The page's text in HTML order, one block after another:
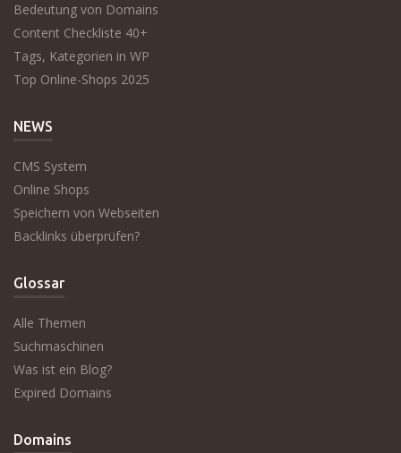
Bedeutung von Domains
Content Checkliste 40+
Tags, Kategorien in WP
Top Online-Shops 2025
NEWS
CMS System
Online Shops
Speichern von Webseiten
Backlinks überprüfen?
Glossar
Alle Themen
Suchmaschinen
Was ist ein Blog?
Expired Domains
Domains